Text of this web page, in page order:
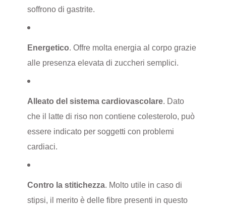
soffrono di gastrite.
Energetico. Offre molta energia al corpo grazie
alle presenza elevata di zuccheri semplici.
Alleato del sistema cardiovascolare. Dato
che il latte di riso non contiene colesterolo, può
essere indicato per soggetti con problemi
cardiaci.
Contro la stitichezza. Molto utile in caso di
stipsi, il merito è delle fibre presenti in questo